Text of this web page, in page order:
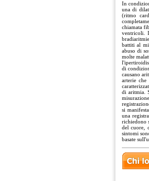
In
una di
(ritmo
chiamata
ventricoli.
battiti al
abuso di
molte
di
causano
arterie
di aritmia.
si
una
richiedono
del cuore,
sintomi
basate